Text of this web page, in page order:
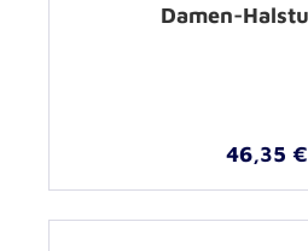
Damen-
46,35